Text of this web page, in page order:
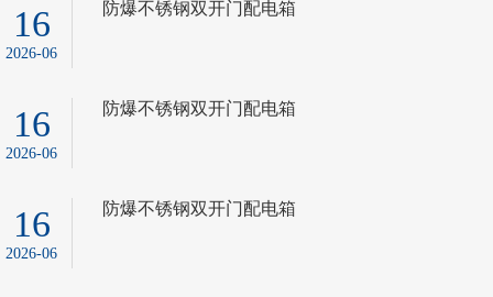
16
2026-06
防爆不锈钢双开门配电箱
16
2026-06
防爆不锈钢双开门配电箱
16
2026-06
防爆不锈钢双开门配电箱